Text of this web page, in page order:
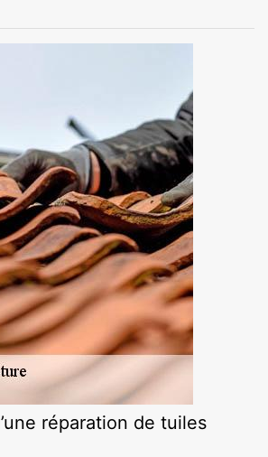
réparation de tuiles